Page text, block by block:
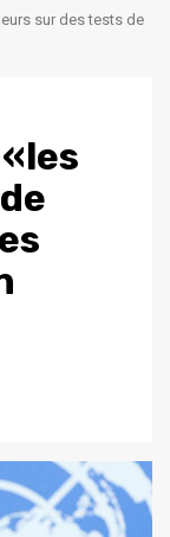
sur des tests de